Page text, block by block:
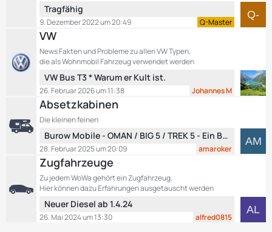
e
i
t
r
ä
e
e
t
z
t
e
e
i
t
g
e
Tragfähig
Q-Master
9. Dezember 2022 um 20:49
VW
News Fakten und Probleme zu allen VW Typen,
die als Wohnmobil Fahrzeug verwendet werden
e
t
z
t
B
e
i
t
g
VW Bus T3 * Warum er Kult ist.
Johannes M
26. Februar 2026 um 11:38
Absetzkabinen
Die kleinen feinen
e
t
z
t
e
e
Burow Mobile - OMAN / BIG 5 / TREK 5 - Ein Blick über den Tellerrand....
amaroker
28. Februar 2025 um 20:09
Zugfahrzeuge
Zu jedem WoWa gehört ein Zugfahrzeug.
Hier können dazu Erfahrungen ausgetauscht werden
e
Neuer Diesel ab 1.4.24
alfred0815
26. Mai 2024 um 13:30